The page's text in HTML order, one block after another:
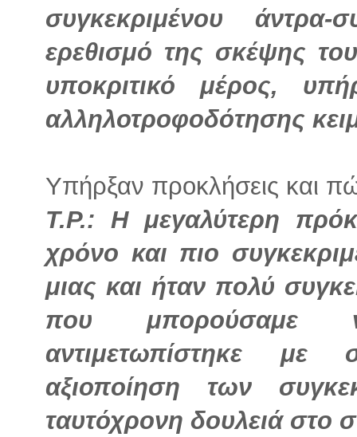
συγκεκριμένου
ερεθισμό της σκέψης
υποκριτικό μέρος,
αλληλοτροφοδότησης
Υπήρξαν προκλήσεις και
Τ.Ρ.: Η μεγαλύτερη
χρόνο και πιο
μιας και ήταν πολύ
που μπορούσαμε
αντιμετωπίστηκε
αξιοποίηση των
ταυτόχρονη δουλειά στο